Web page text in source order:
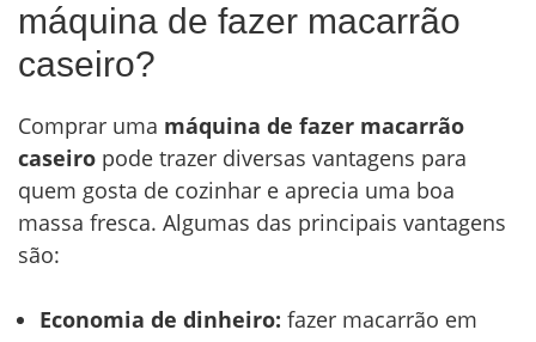
máquina de fazer macarrão
caseiro?
Comprar uma máquina de fazer macarrão
caseiro pode trazer diversas vantagens para
quem gosta de cozinhar e aprecia uma boa
massa fresca. Algumas das principais vantagens
são:
Economia de dinheiro: fazer macarrão em